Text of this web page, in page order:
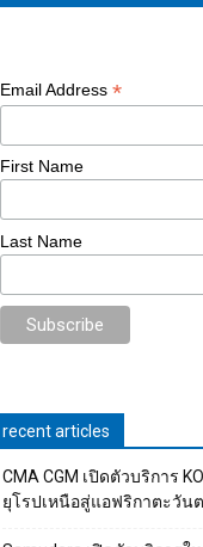
Email Address *
First Name
Last Name
recent articles
CMA CGM เปิดตัวบริการ
ยุโรปเหนือสู่แอฟริกาตะวัน